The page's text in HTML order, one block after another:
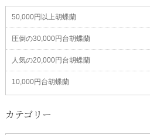
50,000円以上胡蝶蘭
圧倒の30,000円台胡蝶蘭
人気の20,000円台胡蝶蘭
10,000円台胡蝶蘭
カテゴリー